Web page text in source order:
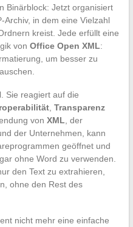
Binärblock: Jetzt organisiert
Archiv, in dem eine Vielzahl
kreist. Jede erfüllt eine
von Office Open XML:
um besser zu
Sie reagiert auf die
, Transparenz
von XML , der
der Unternehmen, kann
geöffnet und
ohne Word zu verwenden.
den Text zu extrahieren,
ohne den Rest des
nicht mehr eine einfache